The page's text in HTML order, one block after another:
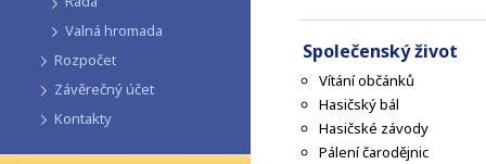
Valná hromada
Rozpočet
Závěrečný účet
Kontakty
Společenský život
Vítání občánků
Hasičský bál
Hasičské závody
Pálení čarodějnic